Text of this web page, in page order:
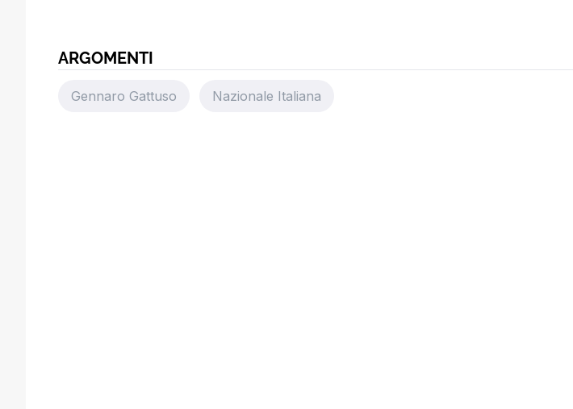
ARGOMENTI
Gennaro Gattuso Nazionale Italiana